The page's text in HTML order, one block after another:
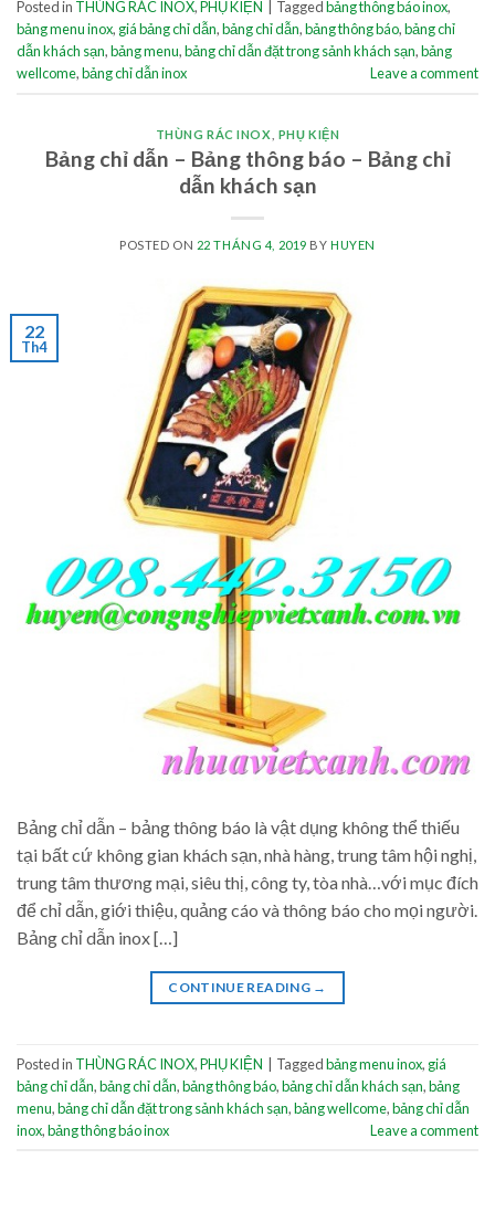
Posted in THÙNG RÁC INOX,PHỤ KIỆN Taggedbảng thông báo inox,
bảng menu inox, giá bảng chỉ dẫn,bảng chỉ dẫn,bảng thông báo,bảng chỉ
dẫn khách sạn,bảng menu,bảng chỉ dẫn đặt trong sảnh khách sạn,bảng
wellcome,bảng chỉ dẫn inox Leave a comment
THÙNG RÁC INOX PHỤ KIỆN
Bảng chỉ dẫn – Bảng thông báo – Bảng chỉ
dẫn khách sạn
POSTED ON 22 THÁNG 4, 2019 BY HUYEN
22
Th4
Bảng chỉ dẫn – bảng thông báo là vật dụng không thể thiếu
tại bất cứ không gian khách sạn, nhà hàng, trung tâm hội nghị,
trung tâm thương mại, siêu thị, công ty, tòa nhà…với mục đích
để chỉ dẫn, giới thiệu, quảng cáo và thông báo cho mọi người.
Bảng chỉ dẫn inox […]
CONTINUE READING →
Posted in THÙNG RÁC INOX,PHỤ KIỆN | Taggedbảng menu inox, giá
bảng chỉ dẫn,bảng chỉ dẫn,bảng thông báo,bảng chỉ dẫn khách sạn,bảng
menu,bảng chỉ dẫn đặt trong sảnh khách sạn,bảng wellcome,bảng chỉ dẫn
inox,bảng thông báo inox Leave a comment